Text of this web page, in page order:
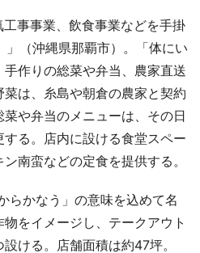
事事業、飲食事業などを手掛
（沖縄県那覇市）。「体にい
作りの総菜や弁当、農家直送
は、糸島や朝倉の農家と契約
や弁当のメニューは、その日
る。店内に設ける食堂スペー
南蛮などの定食を提供する。
かなう」の意味を込めて名
をイメージし、テークアウト
ける。店舗面積は約47坪。